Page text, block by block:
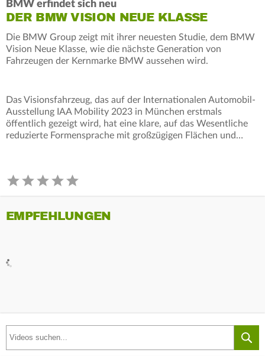
BMW erfindet sich neu
DER BMW VISION NEUE KLASSE
Die BMW Group zeigt mit ihrer neuesten Studie, dem BMW
Vision Neue Klasse, wie die nächste Generation von
Fahrzeugen der Kernmarke BMW aussehen wird.
Das Visionsfahrzeug, das auf der Internationalen Automobil-
Ausstellung IAA Mobility 2023 in München erstmals
öffentlich gezeigt wird, hat eine klare, auf das Wesentliche
reduzierte Formensprache mit großzügigen Flächen und…
EMPFEHLUNGEN